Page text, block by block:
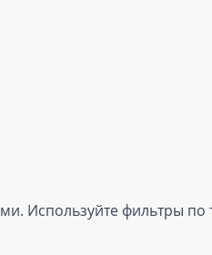
Используйте фильтры по